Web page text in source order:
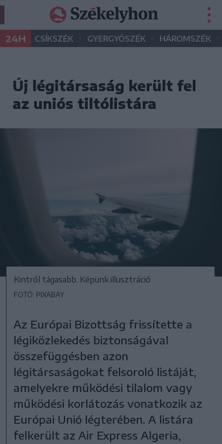
24H CSÍKSZÉK • GYERGYÓSZÉK • HÁROMSZÉK •
Új légitársaság került fel
az uniós tiltólistára
Kintről tágasabb. Képünk illusztráció
FOTÓ: PIXABAY
Az Európai Bizottság frissítette a
légiközlekedés biztonságával
összefüggésben azon
légitársaságokat felsoroló listáját,
amelyekre működési tilalom vagy
működési korlátozás vonatkozik az
Európai Unió légterében. A listára
felkerült az Air Express Algeria,